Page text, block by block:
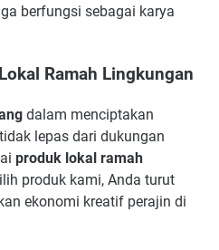
berfungsi sebagai karya
Ramah Lingkungan
dalam menciptakan
lepas dari dukungan
produk lokal ramah
produk kami, Anda turut
ekonomi kreatif perajin di